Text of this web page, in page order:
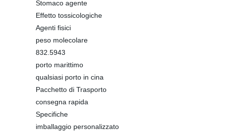
Stomaco agente
Effetto tossicologiche
Agenti fisici
peso molecolare
832.5943
porto marittimo
qualsiasi porto in cina
Pacchetto di Trasporto
consegna rapida
Specifiche
imballaggio personalizzato